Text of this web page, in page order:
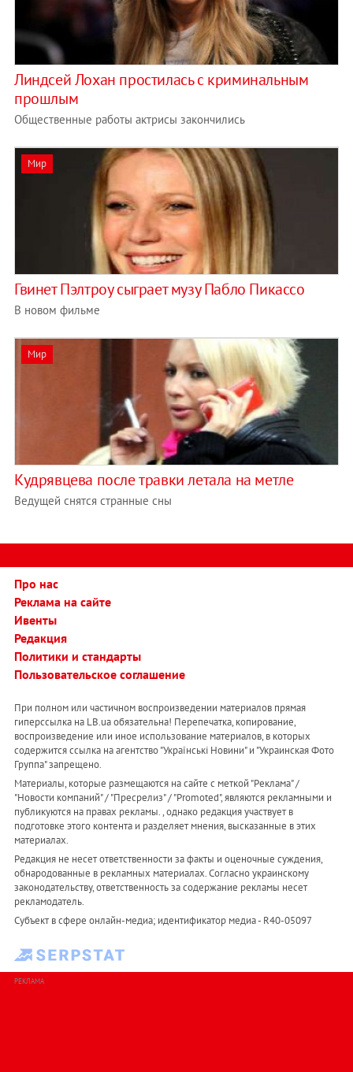
Линдсей Лохан простилась с криминальным
прошлым
Общественные работы актрисы закончились
Мир
Гвинет Пэлтроу сыграет музу Пабло Пикассо
В новом фильме
Мир
Кудрявцева после травки летала на метле
Ведущей снятся странные сны
Про нас
Реклама на сайте
Ивенты
Редакция
Политики и стандарты
Пользовательское соглашение
При полном или частичном воспроизведении материалов прямая
гиперссылка на LB.ua обязательна! Перепечатка, копирование,
воспроизведение или иное использование материалов, в которых
содержится ссылка на агентство "Українськi Новини" и "Украинская Фото
Группа" запрещено.
Материалы, которые размещаются на сайте с меткой "Реклама" /
"Новости компаний" / "Пресрелиз" / "Promoted", являются рекламными и
публикуются на правах рекламы. , однако редакция участвует в
подготовке этого контента и разделяет мнения, высказанные в этих
материалах.
Редакция не несет ответственности за факты и оценочные суждения,
обнародованные в рекламных материалах. Согласно украинскому
законодательству, ответственность за содержание рекламы несет
рекламодатель.
Субъект в сфере онлайн-медиа; идентификатор медиа - R40-05097
РЕКЛАМА